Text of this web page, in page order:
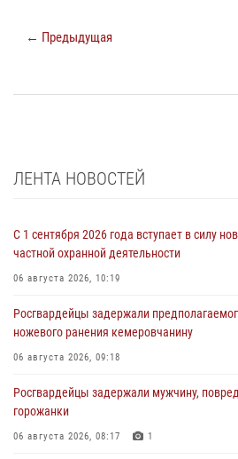
← Предыдущая
ЛЕНТА НОВОСТЕЙ
С 1 сентября 2026 года вступает в силу
частной охранной деятельности
06 августа 2026, 10:19
Росгвардейцы задержали
ножевого ранения кемеровчанину
06 августа 2026, 09:18
Росгвардейцы задержали мужчину,
горожанки
06 августа 2026, 08:17 1